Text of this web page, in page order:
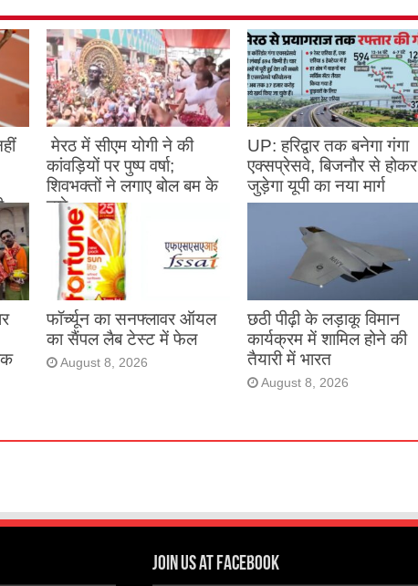
मेरठ में सीएम योगी ने की
कांवड़ियों पर पुष्प वर्षा;
शिवभक्तों ने लगाए बोल बम के
नारे
August 8, 2026
UP: हरिद्वार तक बनेगा गंगा
एक्सप्रेसवे, बिजनौर से होकर
जुड़ेगा यूपी का नया मार्ग
फॉर्च्यून का सनफ्लावर ऑयल
का सैंपल लैब टेस्ट में फेल
August 8, 2026
छठी पीढ़ी के लड़ाकू विमान
कार्यक्रम में शामिल होने की
तैयारी में भारत
August 8, 2026
Join us at Facebook